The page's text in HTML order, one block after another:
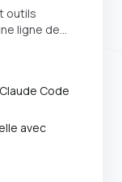
outils
ligne de
Code
avec